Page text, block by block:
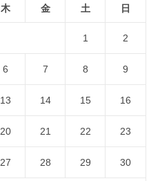
木 金 土 日
1 2
6 7 8 9
13 14 15 16
20 21 22 23
27 28 29 30